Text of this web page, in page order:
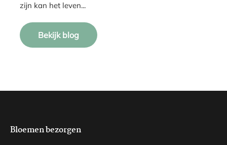
zijn kan het leven...
Bekijk blog
Bloemen bezorgen